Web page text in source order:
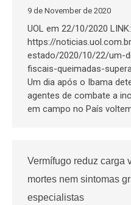
9 de November de 2020
UOL em 22/10/2020 LINK:
https://
estado/2020/10/22/um-
fiscais-queimadas-
Um dia após o Ibama
agentes de combate a
em campo no País
Vermífugo reduz carga
mortes nem sintomas
especialistas